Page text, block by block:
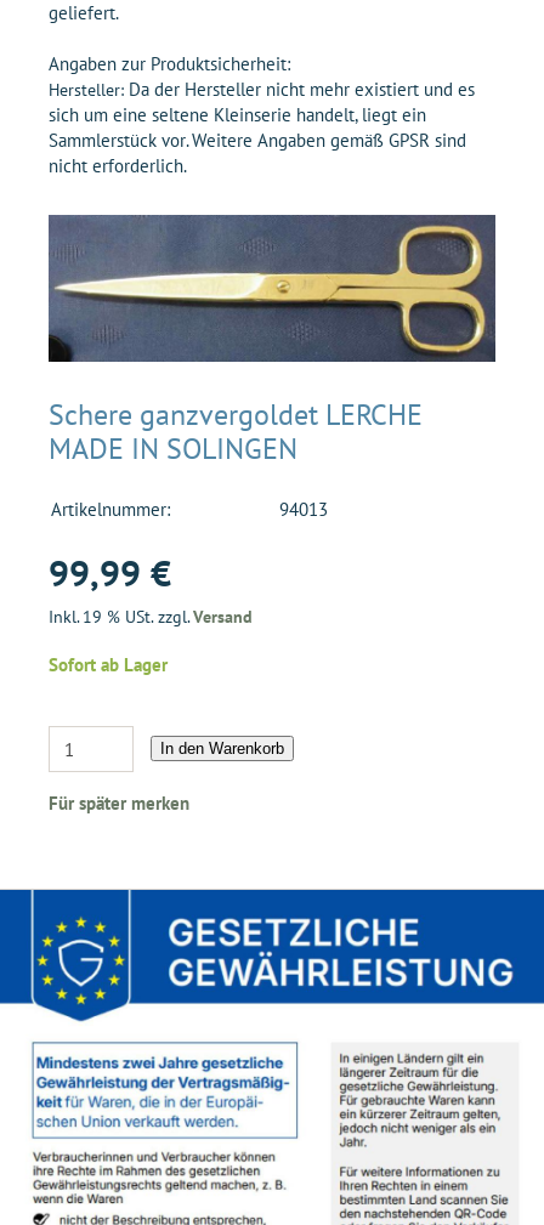
geliefert.
Angaben zur Produktsicherheit:
Hersteller: Da der Hersteller nicht mehr existiert und es
sich um eine seltene Kleinserie handelt, liegt ein
Sammlerstück vor. Weitere Angaben gemäß GPSR sind
nicht erforderlich.
Schere ganzvergoldet LERCHE
MADE IN SOLINGEN
Artikelnummer: 94013
99,99 €
Inkl. 19 % USt. zzgl.Versand
Sofort ab Lager
In den Warenkorb
Für später merken